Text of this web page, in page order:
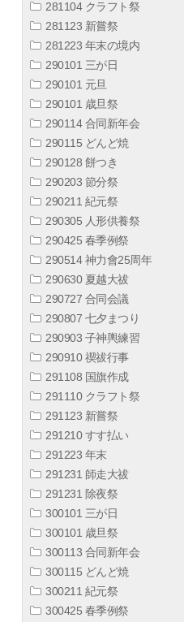
281104 クラフト祭
281123 新嘗祭
281223 年末の境内
290101 三が日
290101 元旦
290101 歳旦祭
290114 合同新年会
290115 どんど焼
290128 餅つき
290203 節分祭
290211 紀元祭
290305 人形供養祭
290425 春季例祭
290514 神力會25周年
290630 夏越大祓
290727 合同会議
290807 七夕まつり
290903 子神輿練習
290910 禊祓行事
291108 国旗作成
291110 クラフト祭
291123 新嘗祭
291210 すす払い
291223 年末
291231 師走大祓
291231 除夜祭
300101 三が日
300101 歳旦祭
300113 合同新年会
300115 どんど焼
300211 紀元祭
300425 春季例祭